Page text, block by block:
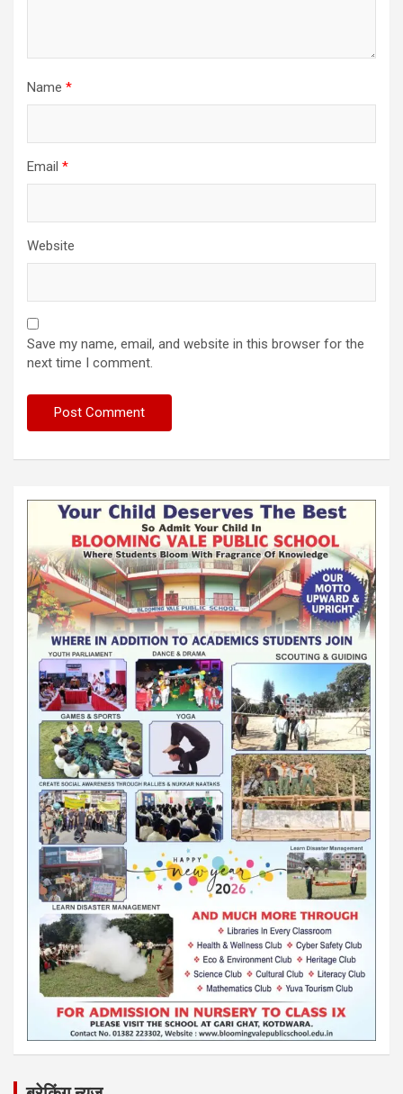
Name *
Email *
Website
Save my name, email, and website in this browser for the
next time I comment.